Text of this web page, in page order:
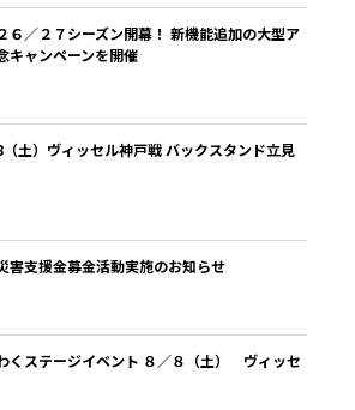
６／２７シーズン開幕！ 新機能追加の大型ア
キャンペーンを開催
（土）ヴィッセル神戸戦 バックスタンド立見
支援金募金活動実施のお知らせ
くステージイベント ８／８（土） ヴィッセ